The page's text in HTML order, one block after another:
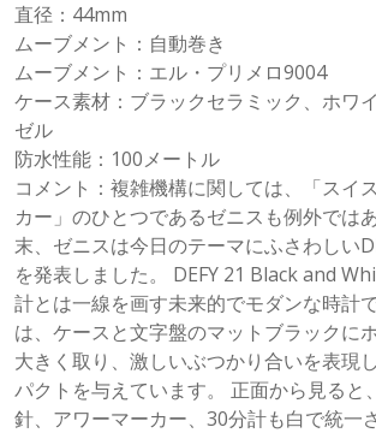
直径：44mm
ムーブメント：自動巻き
ムーブメント：エル・プリメロ9004
ケース素材：ブラックセラミック、ホワ
ゼル
防水性能：100メートル
コメント：複雑機構に関しては、「スイ
カー」のひとつであるゼニスも例外では
末、ゼニスは今日のテーマにふさわしい
を発表しました。 DEFY 21 Black and
計とは一線を画す未来的でモダンな時計
は、ケースと文字盤のマットブラックに
大きく取り、激しいぶつかり合いを表現
パクトを与えています。 正面から見ると
針、アワーマーカー、30分計も白で統一